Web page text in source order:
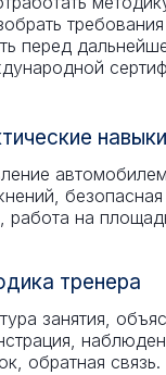
перед
навыки
безопасная
работа на
тренера
занятия,
обратная связь.